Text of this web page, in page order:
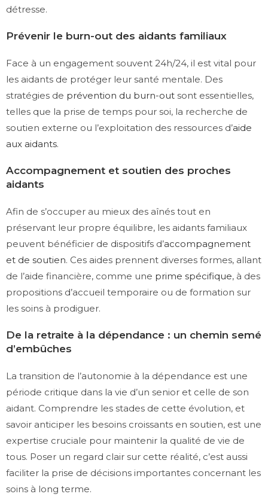
détresse.
Prévenir le burn-out des aidants familiaux
Face à un engagement souvent 24h/24, il est vital pour
les aidants de protéger leur santé mentale. Des
stratégies de prévention du burn-out sont essentielles,
telles que la prise de temps pour soi, la recherche de
soutien externe ou l’exploitation des ressources d’aide
aux aidants.
Accompagnement et soutien des proches
aidants
Afin de s’occuper au mieux des aînés tout en
préservant leur propre équilibre, les aidants familiaux
peuvent bénéficier de dispositifs d’accompagnement
et de soutien. Ces aides prennent diverses formes, allant
de l’aide financière, comme une prime spécifique, à des
propositions d’accueil temporaire ou de formation sur
les soins à prodiguer.
De la retraite à la dépendance : un chemin semé
d’embûches
La transition de l’autonomie à la dépendance est une
période critique dans la vie d’un senior et celle de son
aidant. Comprendre les stades de cette évolution, et
savoir anticiper les besoins croissants en soutien, est une
expertise cruciale pour maintenir la qualité de vie de
tous. Poser un regard clair sur cette réalité, c’est aussi
faciliter la prise de décisions importantes concernant les
soins à long terme.